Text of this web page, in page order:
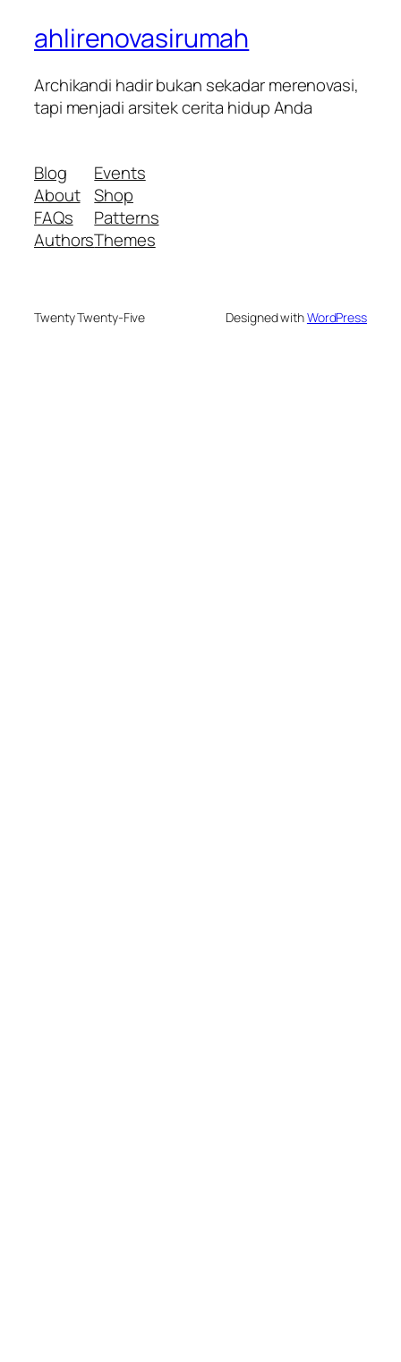
ahlirenovasirumah
Archikandi hadir bukan sekadar merenovasi,
tapi menjadi arsitek cerita hidup Anda
Blog
About
FAQs
Authors
Events
Shop
Patterns
Themes
Twenty Twenty-Five Designed withWordPress